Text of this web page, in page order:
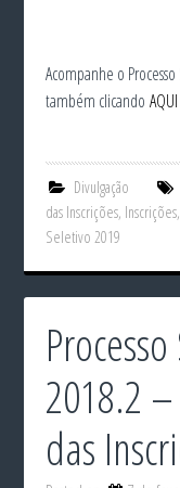
Acompanhe o
também clicandoAQUI
Divulgação
das Inscrições, Inscrições,
Seletivo 2019
2018.2
das